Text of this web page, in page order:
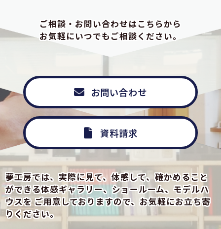
ご相談・お問い合わせはこちらから
お気軽にいつでもご相談ください。
お問い合わせ
資料請求
夢工房では、実際に見て、体感して、確かめること
ができる体感ギャラリー、ショールーム、モデルハ
ウスをご用意しておりますので、お気軽にお立ち寄
りください。